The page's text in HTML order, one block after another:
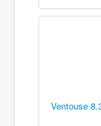
Ventouse